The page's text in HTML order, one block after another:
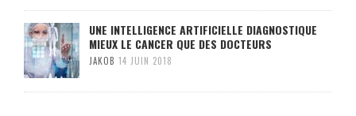
UNE INTELLIGENCE ARTIFICIELLE DIAGNOSTIQUE
MIEUX LE CANCER QUE DES DOCTEURS
JAKOB 14 JUIN 2018